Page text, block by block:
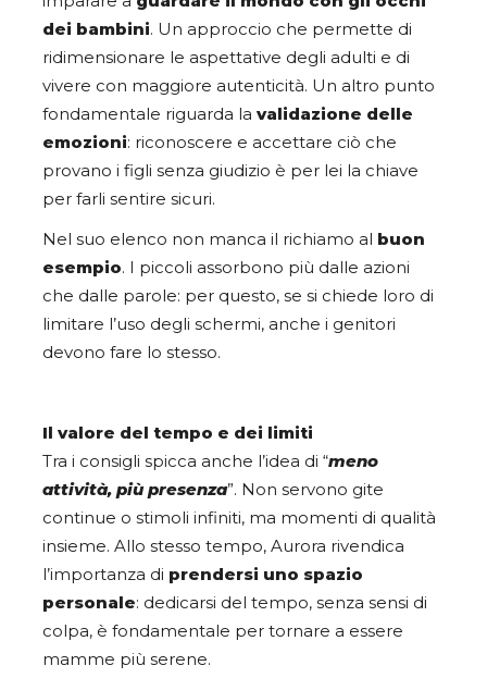
dei bambini. Un approccio che permette di
ridimensionare le aspettative degli adulti e di
vivere con maggiore autenticità. Un altro punto
fondamentale riguarda la validazione delle
emozioni: riconoscere e accettare ciò che
provano i figli senza giudizio è per lei la chiave
per farli sentire sicuri.
Nel suo elenco non manca il richiamo al buon
esempio. I piccoli assorbono più dalle azioni
che dalle parole: per questo, se si chiede loro di
limitare l’uso degli schermi, anche i genitori
devono fare lo stesso.
Il valore del tempo e dei limiti
Tra i consigli spicca anche l’idea di “meno
attività, più presenza”. Non servono gite
continue o stimoli infiniti, ma momenti di qualità
insieme. Allo stesso tempo, Aurora rivendica
l’importanza di prendersi uno spazio
personale: dedicarsi del tempo, senza sensi di
colpa, è fondamentale per tornare a essere
mamme più serene.